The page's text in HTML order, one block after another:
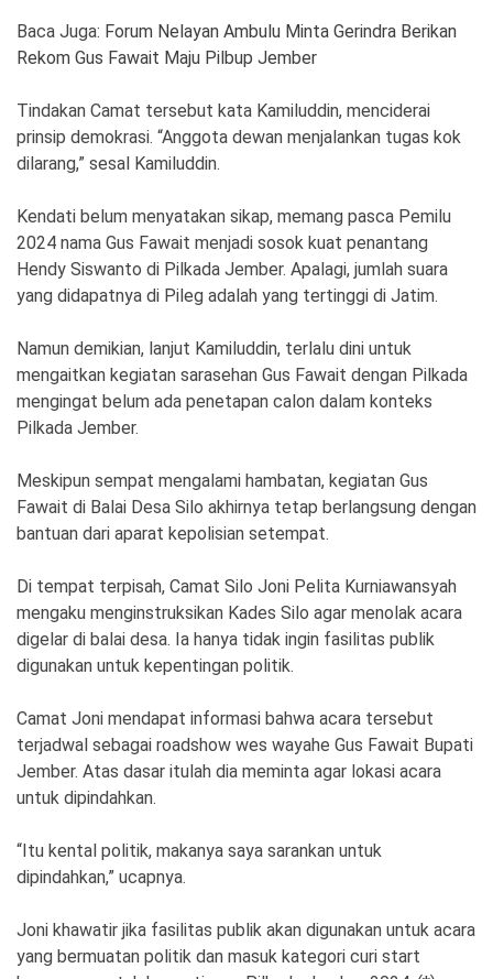
Baca Juga: Forum Nelayan Ambulu Minta Gerindra Berikan
Rekom Gus Fawait Maju Pilbup Jember
Tindakan Camat tersebut kata Kamiluddin, menciderai
prinsip demokrasi. “Anggota dewan menjalankan tugas kok
dilarang,” sesal Kamiluddin.
Kendati belum menyatakan sikap, memang pasca Pemilu
2024 nama Gus Fawait menjadi sosok kuat penantang
Hendy Siswanto di Pilkada Jember. Apalagi, jumlah suara
yang didapatnya di Pileg adalah yang tertinggi di Jatim.
Namun demikian, lanjut Kamiluddin, terlalu dini untuk
mengaitkan kegiatan sarasehan Gus Fawait dengan Pilkada
mengingat belum ada penetapan calon dalam konteks
Pilkada Jember.
Meskipun sempat mengalami hambatan, kegiatan Gus
Fawait di Balai Desa Silo akhirnya tetap berlangsung dengan
bantuan dari aparat kepolisian setempat.
Di tempat terpisah, Camat Silo Joni Pelita Kurniawansyah
mengaku menginstruksikan Kades Silo agar menolak acara
digelar di balai desa. Ia hanya tidak ingin fasilitas publik
digunakan untuk kepentingan politik.
Camat Joni mendapat informasi bahwa acara tersebut
terjadwal sebagai roadshow wes wayahe Gus Fawait Bupati
Jember. Atas dasar itulah dia meminta agar lokasi acara
untuk dipindahkan.
“Itu kental politik, makanya saya sarankan untuk
dipindahkan,” ucapnya.
Joni khawatir jika fasilitas publik akan digunakan untuk acara
yang bermuatan politik dan masuk kategori curi start